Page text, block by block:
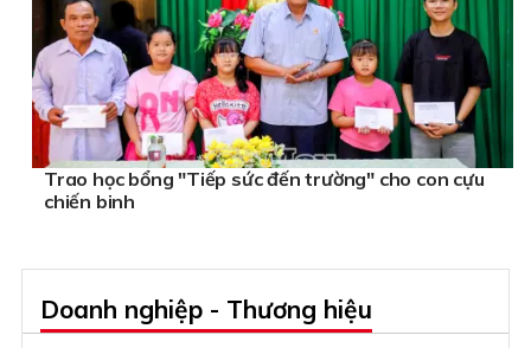
Trao học bổng "Tiếp sức đến trường" cho con cựu
chiến binh
Doanh nghiệp - Thương hiệu